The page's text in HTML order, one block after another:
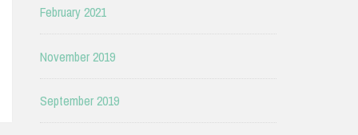
February 2021
November 2019
September 2019